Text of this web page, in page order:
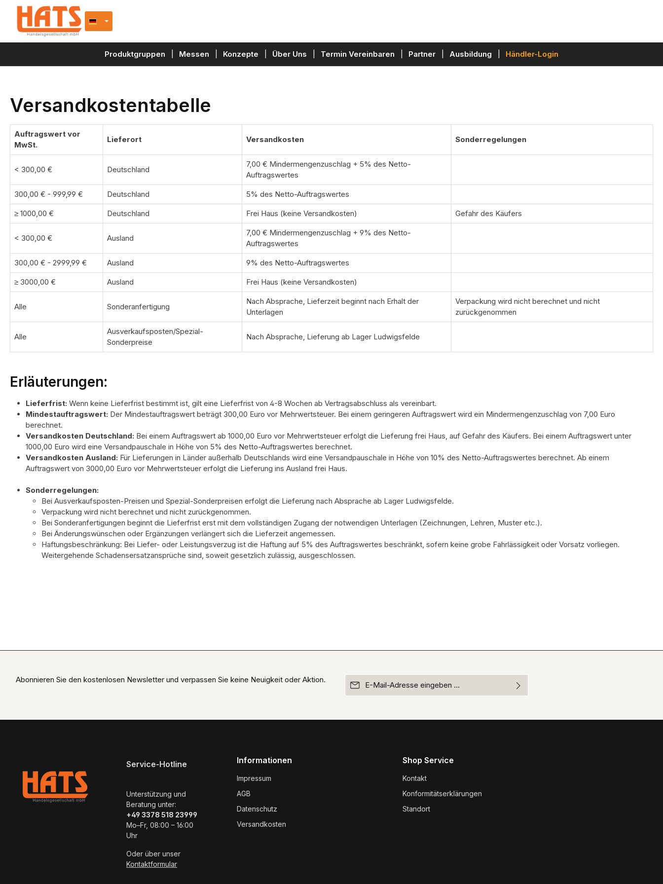
springen Zur Hauptnavigation springen
Produktgruppen Messen Konzepte Über Uns Termin Vereinbaren Partner Ausbildung Händler-Login
Versandkostentabelle
Auftragswert vor
MwSt.
Lieferort Versandkosten Sonderregelungen
< 300,00 € Deutschland
7,00 € Mindermengenzuschlag + 5% des Netto-
Auftragswertes
300,00 € - 999,99 € Deutschland 5% des Netto-Auftragswertes
≥ 1000,00 € Deutschland Frei Haus (keine Versandkosten) Gefahr des Käufers
< 300,00 € Ausland
7,00 € Mindermengenzuschlag + 9% des Netto-
Auftragswertes
300,00 € - 2999,99 € Ausland 9% des Netto-Auftragswertes
≥ 3000,00 € Ausland Frei Haus (keine Versandkosten)
Alle Sonderanfertigung
Nach Absprache, Lieferzeit beginnt nach Erhalt der
Unterlagen
Verpackung wird nicht berechnet und nicht
zurückgenommen
Alle
Ausverkaufsposten/Spezial-
Sonderpreise
Nach Absprache, Lieferung ab Lager Ludwigsfelde
Erläuterungen:
Lieferfrist: Wenn keine Lieferfrist bestimmt ist, gilt eine Lieferfrist von 4-8 Wochen ab Vertragsabschluss als vereinbart.
Mindestauftragswert: Der Mindestauftragswert beträgt 300,00 Euro vor Mehrwertsteuer. Bei einem geringeren Auftragswert wird ein Mindermengenzuschlag von 7,00 Euro
berechnet.
Versandkosten Deutschland: Bei einem Auftragswert ab 1000,00 Euro vor Mehrwertsteuer erfolgt die Lieferung frei Haus, auf Gefahr des Käufers. Bei einem Auftragswert unter
1000,00 Euro wird eine Versandpauschale in Höhe von 5% des Netto-Auftragswertes berechnet.
Versandkosten Ausland: Für Lieferungen in Länder außerhalb Deutschlands wird eine Versandpauschale in Höhe von 10% des Netto-Auftragswertes berechnet. Ab einem
Auftragswert von 3000,00 Euro vor Mehrwertsteuer erfolgt die Lieferung ins Ausland frei Haus.
Sonderregelungen:
Bei Ausverkaufsposten-Preisen und Spezial-Sonderpreisen erfolgt die Lieferung nach Absprache ab Lager Ludwigsfelde.
Verpackung wird nicht berechnet und nicht zurückgenommen.
Bei Sonderanfertigungen beginnt die Lieferfrist erst mit dem vollständigen Zugang der notwendigen Unterlagen (Zeichnungen, Lehren, Muster etc.).
Bei Änderungswünschen oder Ergänzungen verlängert sich die Lieferzeit angemessen.
Haftungsbeschränkung: Bei Liefer- oder Leistungsverzug ist die Haftung auf 5% des Auftragswertes beschränkt, sofern keine grobe Fahrlässigkeit oder Vorsatz vorliegen.
Weitergehende Schadensersatzansprüche sind, soweit gesetzlich zulässig, ausgeschlossen.
Abonnieren Sie den kostenlosen Newsletter und verpassen Sie keine Neuigkeit oder Aktion. E-Mail-Adresse*
Service-Hotline
Unterstützung und
Beratung unter:
+49 3378 518 23999
Mo–Fr, 08:00 – 16:00
Uhr
Oder über unser
Kontaktformular
Informationen
Impressum
AGB
Datenschutz
Versandkosten
Shop Service
Kontakt
Konformitätserklärungen
Standort